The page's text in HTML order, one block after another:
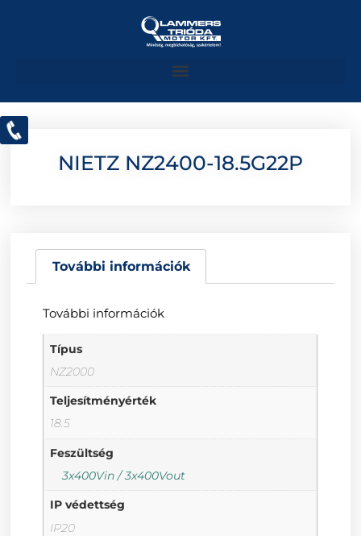
NIETZ NZ2400-18.5G22P
További információk
További információk
Típus
NZ2000
Teljesítményérték
18.5
Feszültség
3x400Vin / 3x400Vout
IP védettség
IP20